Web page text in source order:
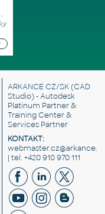
ARKANCE CZ/SK(CAD
Studio) - Autodesk
Platinum Partner &
Training Center &
Services Partner
KONTAKT:
| tel. +420 910 970 111